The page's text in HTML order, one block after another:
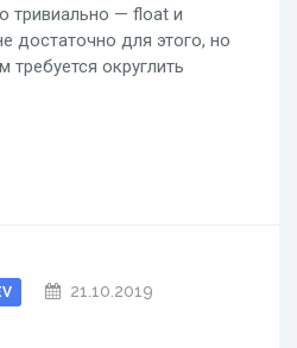
тривиально — float и
достаточно для этого, но
требуется округлить
21.10.2019